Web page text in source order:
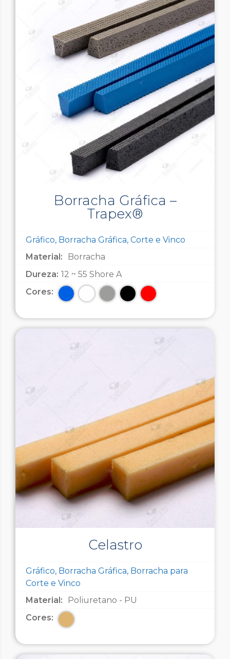
Borracha Gráfica –
Trapex®
Gráfico, Borracha Gráfica, Corte e Vinco
Material:
Borracha
Dureza: 12 ~ 55 Shore A
Cores:
Celastro
Gráfico, Borracha Gráfica, Borracha para
Corte e Vinco
Material:
Poliuretano - PU
Cores: